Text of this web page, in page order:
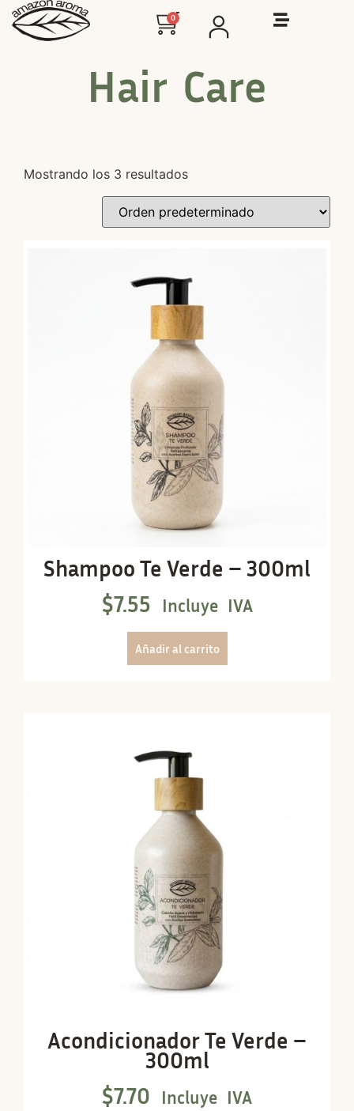
0
Hair Care
Mostrando los 3 resultados
Shampoo Te Verde – 300ml
$7.55 Incluye IVA
Añadir al carrito
Acondicionador Te Verde –
300ml
$7.70 Incluye IVA